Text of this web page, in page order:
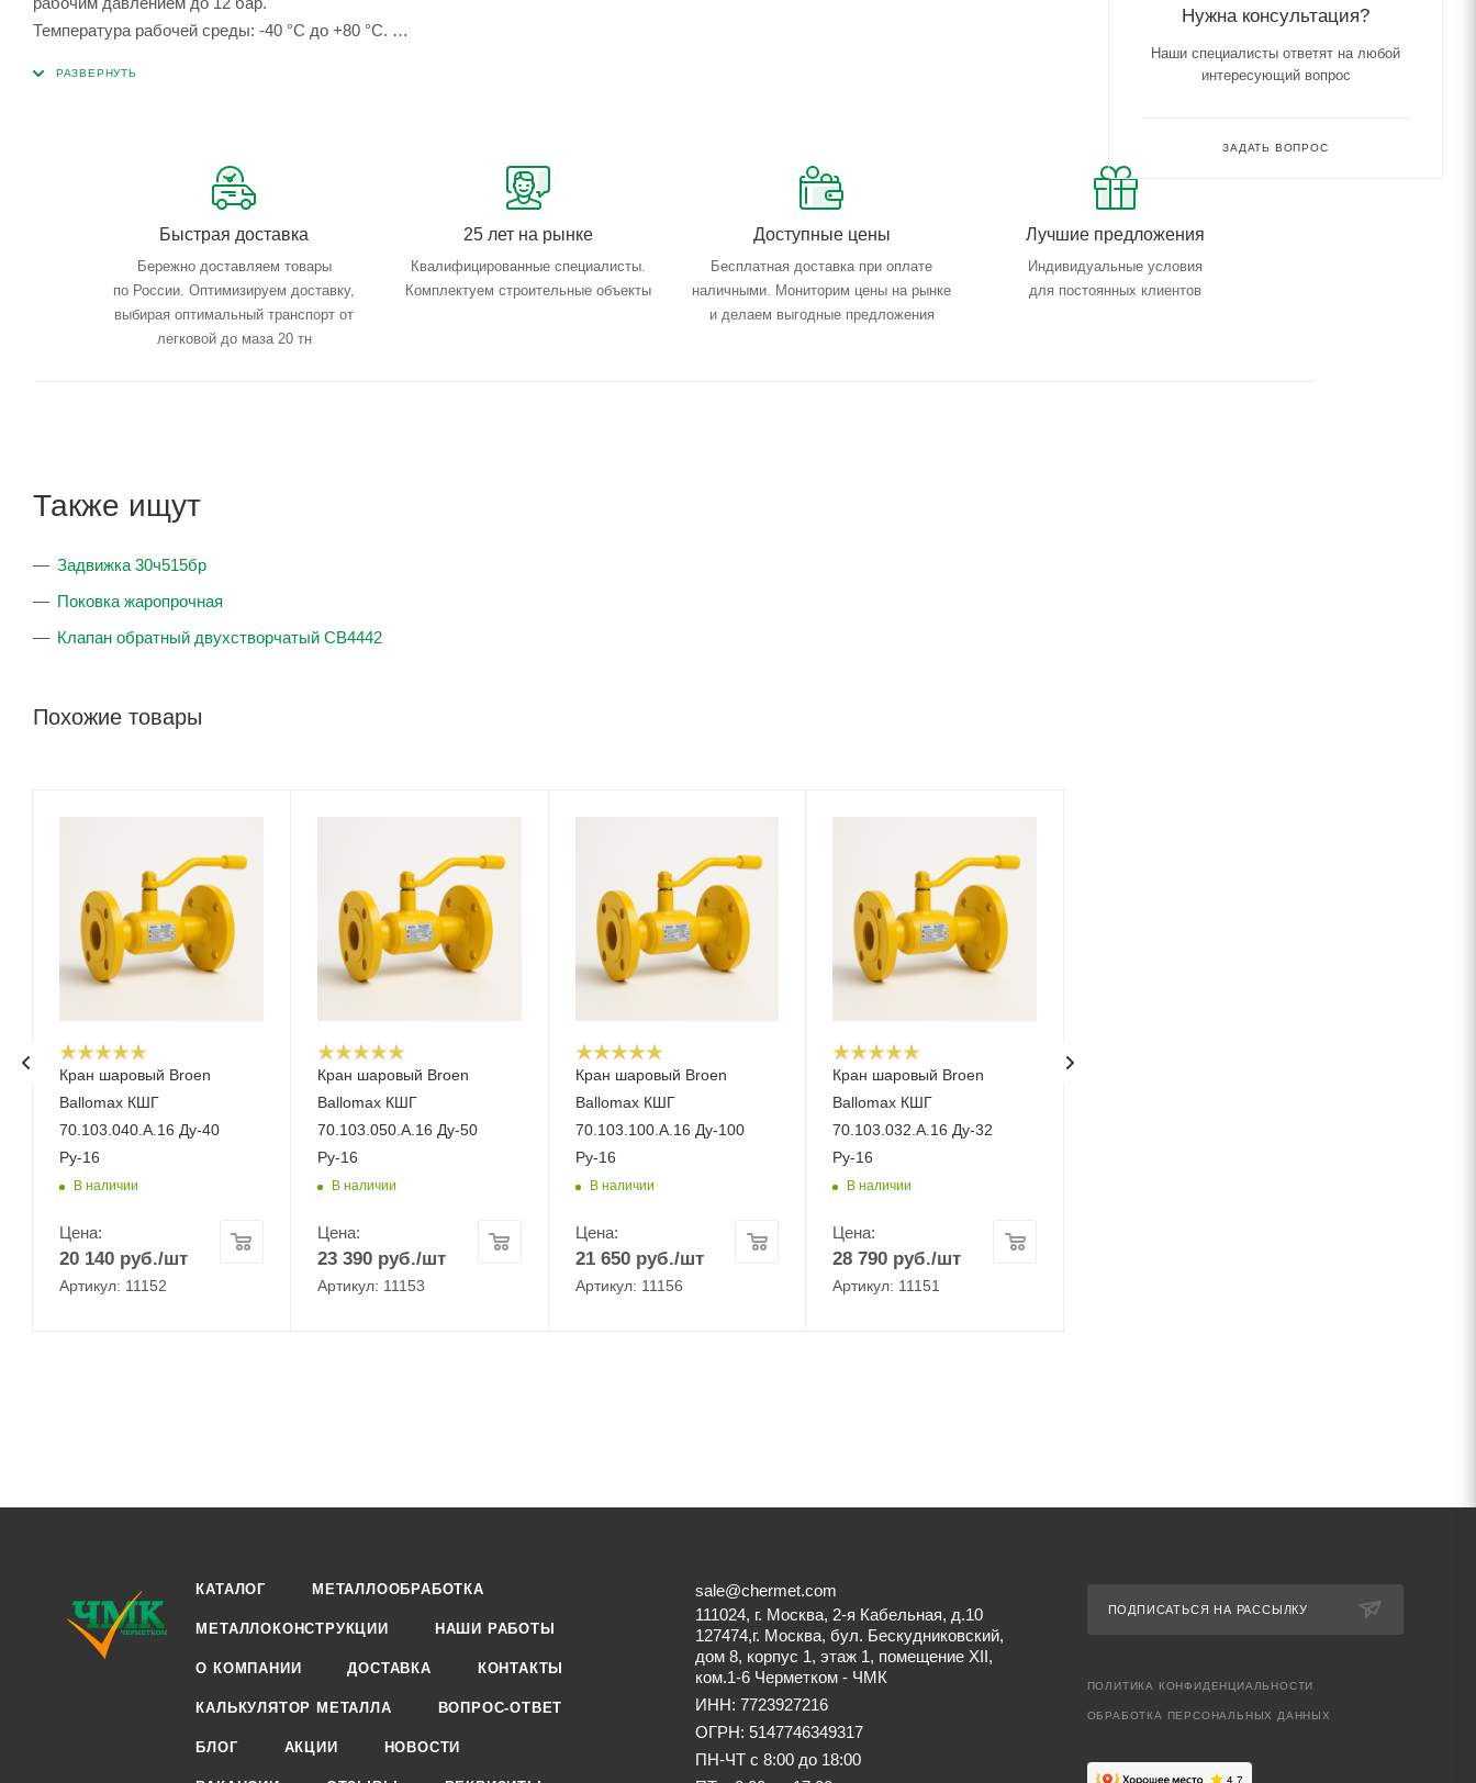
Температура рабочей среды: -40 °С до +80 °С.
Быстрая доставка
Бережно доставляем товары
по России. Оптимизируем доставку,
выбирая оптимальный транспорт от
легковой до маза 20 тн
25 лет на рынке
Квалифицированные специалисты.
Комплектуем строительные объекты
Доступные цены
Бесплатная доставка при оплате
наличными. Мониторим цены на рынке
и делаем выгодные предложения
Лучшие предложения
Индивидуальные условия
для постоянных клиентов
Также ищут
Задвижка 30ч515бр
Поковка жаропрочная
Клапан обратный двухстворчатый CB4442
Похожие товары
Кран шаровый Broen
Ballomax КШГ
70.103.040.А.16 Ду-40
Ру-16
В наличии
Цена:
20 140 руб./шт
Артикул: 11152
Кран шаровый Broen
Ballomax КШГ
70.103.050.А.16 Ду-50
Ру-16
В наличии
Цена:
23 390руб./шт
Артикул: 11153
Кран шаровый Broen
Ballomax КШГ
70.103.100.А.16 Ду-100
Ру-16
В наличии
Цена:
21 650руб./шт
Артикул: 11156
Кран шаровый Broen
Ballomax КШГ
70.103.032.А.16 Ду-32
Ру-16
В наличии
Цена:
28 790 руб./шт
Артикул: 11151
Нужна консультация?
Наши специалисты ответят на любой
интересующий вопрос
ЗАДАТЬ ВОПРОС
КАТАЛОГ МЕТАЛЛООБРАБОТКА
МЕТАЛЛОКОНСТРУКЦИИ НАШИ РАБОТЫ
О КОМПАНИИ ДОСТАВКА КОНТАКТЫ
КАЛЬКУЛЯТОР МЕТАЛЛА ВОПРОС-ОТВЕТ
БЛОГ АКЦИИ НОВОСТИ
sale@chermet.com
111024, г. Москва, 2-я Кабельная, д.10
127474,г. Москва, бул. Бескудниковский,
дом 8, корпус 1, этаж 1, помещение XII,
ком.1-6 Черметком - ЧМК
ИНН: 7723927216
ОГРН: 5147746349317
ПН-ЧТ с 8:00 до 18:00
ПОДПИСАТЬСЯ НА РАССЫЛКУ
ПОЛИТИКА КОНФИДЕНЦИАЛЬНОСТИ
ОБРАБОТКА ПЕРСОНАЛЬНЫХ ДАННЫХ